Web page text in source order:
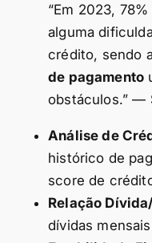
“Em 2023,
alguma
crédito, sendo
de pagamento
obstáculos.” —
Análise de
histórico de
score de
Relação
dívidas